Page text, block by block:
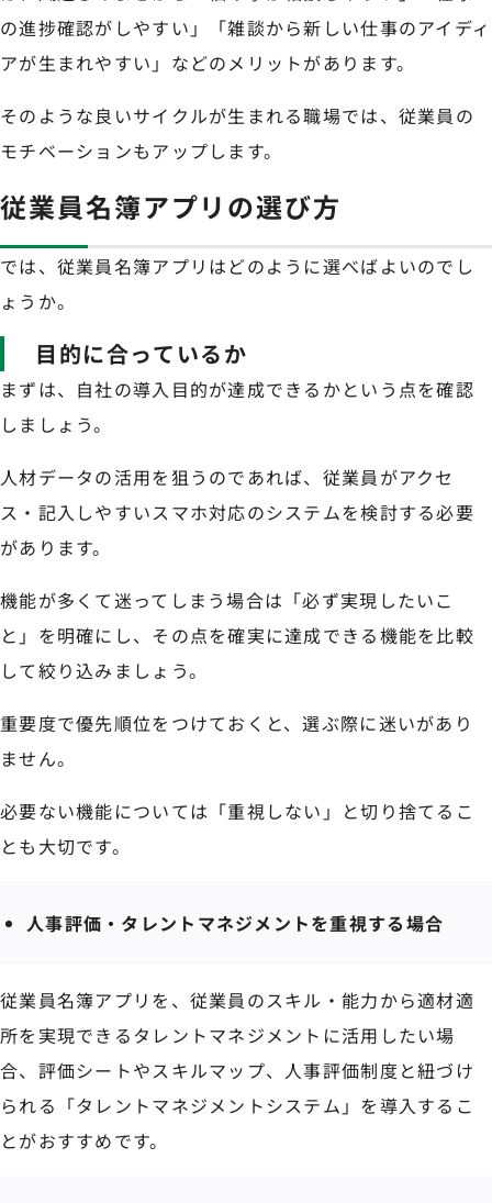
の進捗確認がしやすい」「雑談から新しい仕事のアイディ
アが生まれやすい」などのメリットがあります。
そのような良いサイクルが生まれる職場では、従業員の
モチベーションもアップします。
従業員名簿アプリの選び方
では、従業員名簿アプリはどのように選べばよいのでし
ょうか。
目的に合っているか
まずは、自社の導入目的が達成できるかという点を確認
しましょう。
人材データの活用を狙うのであれば、従業員がアクセ
ス・記入しやすいスマホ対応のシステムを検討する必要
があります。
機能が多くて迷ってしまう場合は「必ず実現したいこ
と」を明確にし、その点を確実に達成できる機能を比較
して絞り込みましょう。
重要度で優先順位をつけておくと、選ぶ際に迷いがあり
ません。
必要ない機能については「重視しない」と切り捨てるこ
とも大切です。
人事評価・タレントマネジメントを重視する場合
従業員名簿アプリを、従業員のスキル・能力から適材適
所を実現できるタレントマネジメントに活用したい場
合、評価シートやスキルマップ、人事評価制度と紐づけ
られる「タレントマネジメントシステム」を導入するこ
とがおすすめです。